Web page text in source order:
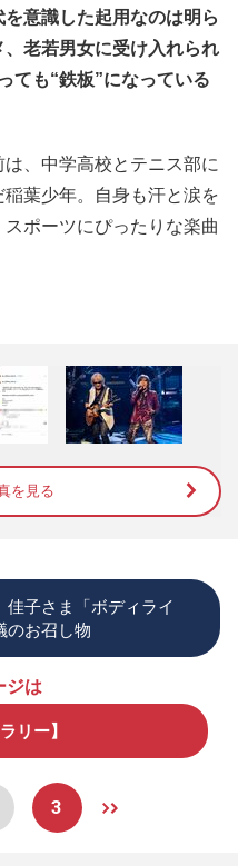
意識した起用なのは明ら
老若男女に受け入れられ
ても“鉄板”になっている
、中学高校とテニス部に
葉少年。自身も汗と涙を
ポーツにぴったりな楽曲
を見る
佳子さま「ボディライ
のお召し物
ジは
リー】
3